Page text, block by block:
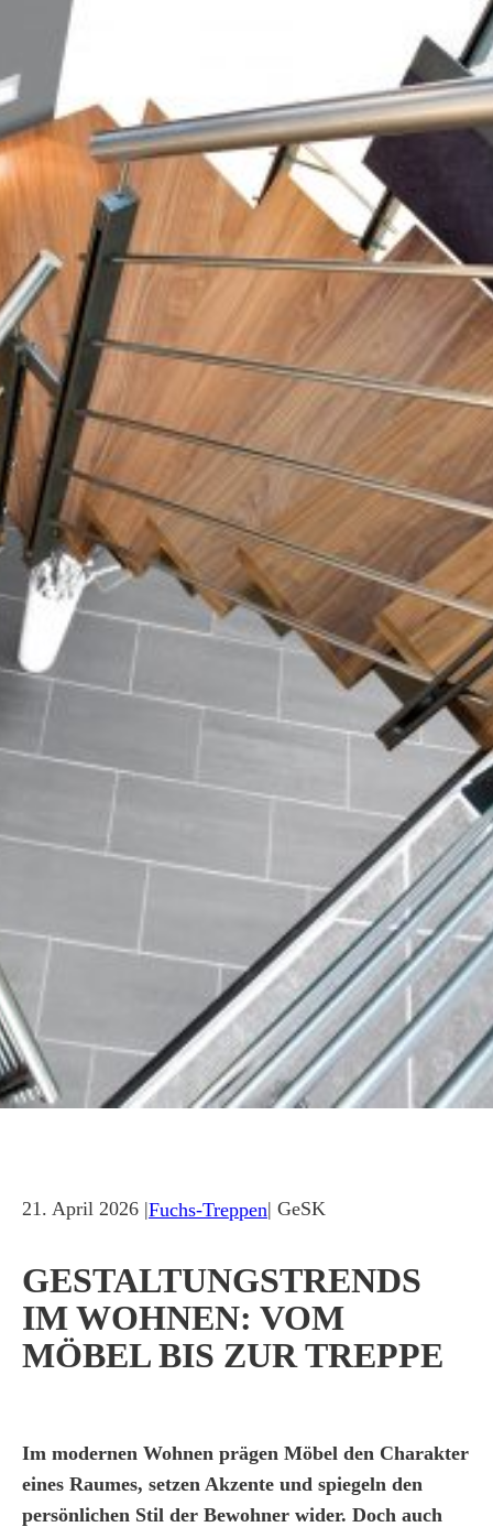
21. April 2026 |Fuchs-Treppen| GeSK
GESTALTUNGSTRENDS
IM WOHNEN: VOM
MÖBEL BIS ZUR TREPPE
Im modernen Wohnen prägen Möbel den Charakter
eines Raumes, setzen Akzente und spiegeln den
persönlichen Stil der Bewohner wider. Doch auch